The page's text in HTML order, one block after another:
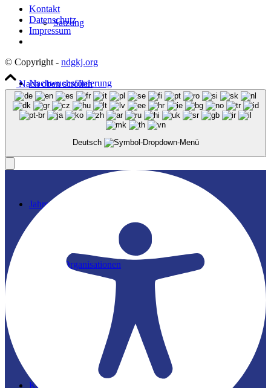
Satzung
Nachwuchsförderung
Jahrestagung
Links & Organisationen
Kontakt
Kontakt
Datenschutz
Impressum
© Copyright - ndgkj.org
Nach oben scrollen
Deutsch